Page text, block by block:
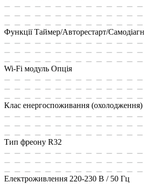
Функції Таймер/Авторестарт/
Wi-Fi модуль Опція
Клас енергоспоживання (охолодження)
Тип фреону R32
Електроживлення 220-230 В / 50 Гц